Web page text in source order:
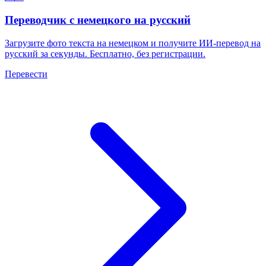
Переводчик с немецкого на русский
Загрузите фото текста на немецком и получите ИИ-перевод на
русский за секунды. Бесплатно, без регистрации.
Перевести